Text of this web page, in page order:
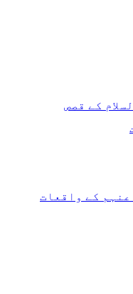
کے قصص
کے واقعات